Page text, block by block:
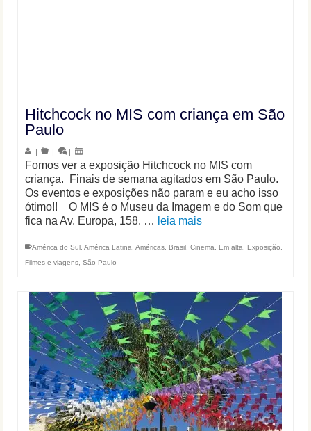
Hitchcock no MIS com criança em São
Paulo
| | |
Fomos ver a exposição Hitchcock no MIS com
criança. Finais de semana agitados em São Paulo.
Os eventos e exposições não param e eu acho isso
ótimo!! O MIS é o Museu da Imagem e do Som que
fica na Av. Europa, 158. … leia mais
América do Sul América Latina Américas Brasil Cinema Em alta Exposição
Filmes e viagens São Paulo